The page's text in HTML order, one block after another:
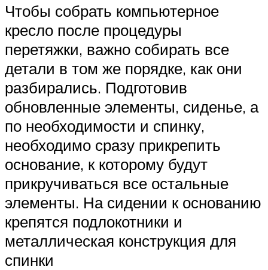
Чтобы собрать компьютерное
кресло после процедуры
перетяжки, важно собирать все
детали в том же порядке, как они
разбирались. Подготовив
обновленные элементы, сиденье, а
по необходимости и спинку,
необходимо сразу прикрепить
основание, к которому будут
прикручиваться все остальные
элементы. На сидении к основанию
крепятся подлокотники и
металлическая конструкция для
спинки